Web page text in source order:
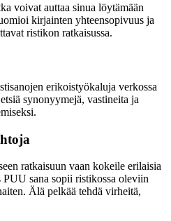
voivat auttaa sinua löytämään
kirjainten yhteensopivuus ja
ristikon ratkaisussa.
erikoistyökaluja verkossa
synonyymejä, vastineita ja
ratkaisuun vaan kokeile erilaisia
sana sopii ristikossa oleviin
Älä pelkää tehdä virheitä,